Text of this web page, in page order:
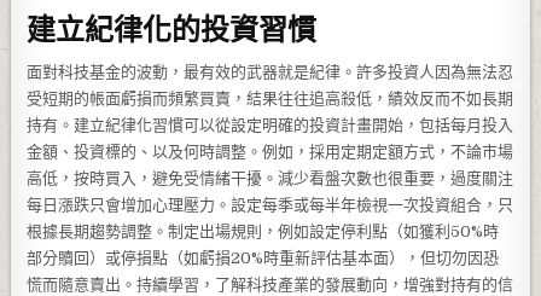
建立紀律化的投資習慣
面對科技基金的波動，最有效的武器就是紀律。許多投資人因為無法忍
受短期的帳面虧損而頻繁買賣，結果往往追高殺低，績效反而不如長期
持有。建立紀律化習慣可以從設定明確的投資計畫開始，包括每月投入
金額、投資標的、以及何時調整。例如，採用定期定額方式，不論市場
高低，按時買入，避免受情緒干擾。減少看盤次數也很重要，過度關注
每日漲跌只會增加心理壓力。設定每季或每半年檢視一次投資組合，只
根據長期趨勢調整。制定出場規則，例如設定停利點（如獲利50%時
部分贖回）或停損點（如虧損20%時重新評估基本面），但切勿因恐
慌而隨意賣出。持續學習，了解科技產業的發展動向，增強對持有的信